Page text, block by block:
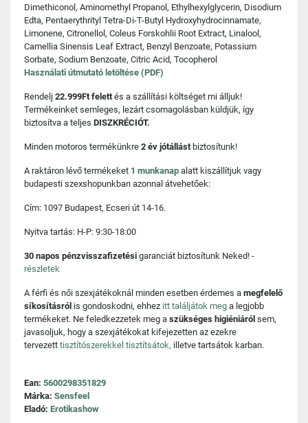
Dimethiconol, Aminomethyl Propanol, Ethylhexylglycerin, Disodium
Edta, Pentaerythrityl Tetra-Di-T-Butyl Hydroxyhydrocinnamate,
Limonene, Citronellol, Coleus Forskohlii Root Extract, Linalool,
Camellia Sinensis Leaf Extract, Benzyl Benzoate, Potassium
Sorbate, Sodium Benzoate, Citric Acid, Tocopherol
Használati útmutató letöltése (PDF)
Rendelj 22.999Ft felettés a szállítási költséget mi álljuk!
Termékeinket semleges, lezárt csomagolásban küldjük, így
biztosítva a teljes DISZKRÉCIÓT.
Minden motoros termékünkre 2 év jótállást biztosítunk!
A raktáron lévő termékeket 1 munkanap alatt kiszállítjuk vagy
budapesti szexshopunkban azonnal átvehetőek:
Cím: 1097 Budapest, Ecseri út 14-16.
Nyitva tartás: H-P: 9:30-18:00
30 napos pénzvisszafizetési garanciát biztosítunk Neked! -
részletek
A férfi és női szexjátékoknál minden esetben érdemes a megfelelő
síkosításról is gondoskodni, ehhez itt találjátok meg a legjobb
termékeket. Ne feledkezzetek meg a szükséges higiéniáról sem,
javasoljuk, hogy a szexjátékokat kifejezetten az ezekre
tervezett tisztítószerekkel tisztítsátok, illetve tartsátok karban.
Ean: 5600298351829
Márka: Sensfeel
Eladó: Erotikashow